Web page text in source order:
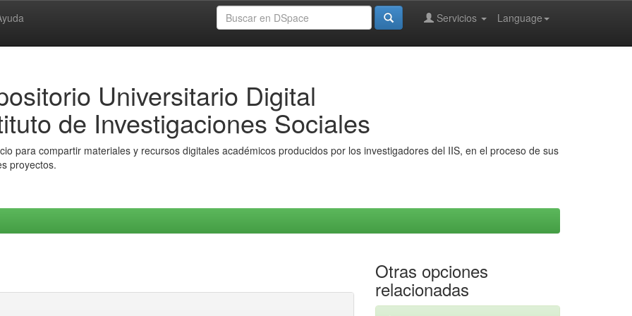
Language
Servicios
Universitario Digital
de Investigaciones Sociales
para compartir materiales y recursos digitales académicos producidos por los investigadores del IIS, en el proceso de sus
proyectos.
Otras opciones
relacionadas